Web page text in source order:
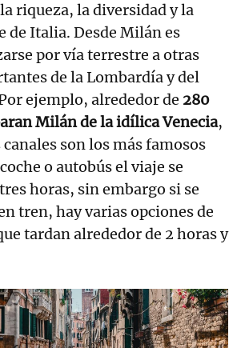
riqueza, la diversidad y la
de Italia. Desde Milán es
por vía terrestre a otras
de la Lombardía y del
ejemplo, alrededor de 280
Milán de la idílica Venecia,
son los más famosos
o autobús el viaje se
horas, sin embargo si se
tren, hay varias opciones de
tardan alrededor de 2 horas y